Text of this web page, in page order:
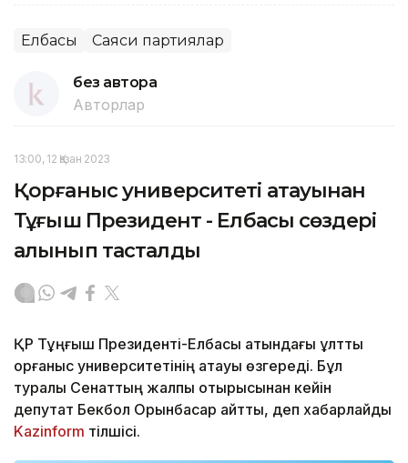
Елбасы Саяси партиялар
без автора
Авторлар
13:00, 12 Қазан 2023
Қорғаныс университеті атауынан
Тұңғыш Президент - Елбасы сөздері
алынып тасталды
ҚР Тұңғыш Президенті-Елбасы атындағы ұлттық
қорғаныс университетінің атауы өзгереді. Бұл
туралы Сенаттың жалпы отырысынан кейін
депутат Бекбол Орынбасар айтты, деп хабарлайды
Kazinform тілшісі.